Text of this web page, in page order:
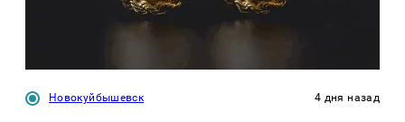
Новокуйбышевск 4 дня назад